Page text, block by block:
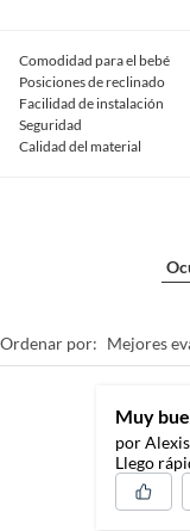
Comodidad para el bebé
Posiciones de reclinado
Facilidad de instalación
Seguridad
Calidad del material
Ordenar por: Mejores
Muy
por Alexis
Llego